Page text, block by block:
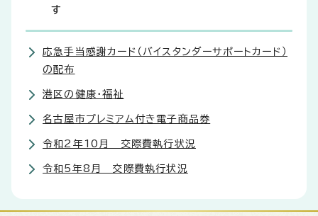
す
応急手当感謝カード（バイスタンダーサポートカード）
の配布
港区の健康・福祉
名古屋市プレミアム付き電子商品券
令和2年10月 交際費執行状況
令和5年8月 交際費執行状況